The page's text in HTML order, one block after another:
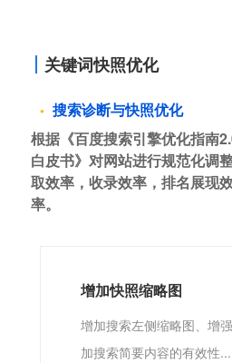
关键词快照优化
搜索诊断与快照优化
根据《百度搜索引擎优化指南
白皮书》对网站进行规范化调
取效率，收录效率，排名展现
率。
增加快照缩略图
增加搜索左侧缩略图、增
加搜索简要内容的有效性...